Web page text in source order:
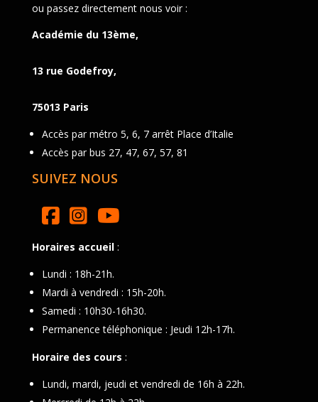
ou passez directement nous voir :
Académie du 13ème,
13 rue Godefroy,
75013 Paris
Accès par métro 5, 6, 7 arrêt Place d’Italie
Accès par bus 27, 47, 67, 57, 81
SUIVEZ NOUS
Horaires accueil:
Lundi : 18h-21h.
Mardi à vendredi : 15h-20h.
Samedi : 10h30-16h30.
Permanence téléphonique : Jeudi 12h-17h.
Horaire des cours :
Lundi, mardi, jeudi et vendredi de 16h à 22h.